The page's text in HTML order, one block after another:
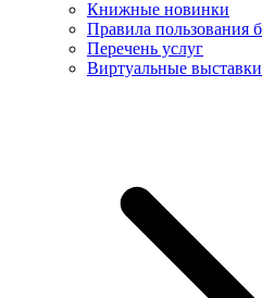
Книжные новинки
Правила пользования
Перечень услуг
Виртуальные выставки